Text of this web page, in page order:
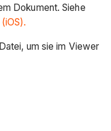
Dokument. Siehe
um sie im Viewer